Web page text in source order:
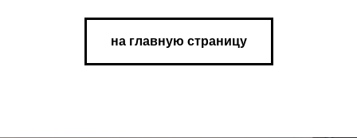
на главную страницу